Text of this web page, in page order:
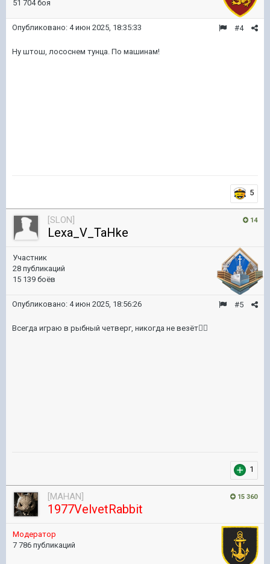
51 704 боя
#4
Опубликовано: 4 июн 2025, 18:35:33
Ну штош, лососнем тунца. По машинам!
5
14
[SLON]
Lexa_V_TaHke
Участник
28 публикаций
15 139 боёв
#5
Опубликовано: 4 июн 2025, 18:56:26
Всегда играю в рыбный четверг, никогда не везёт🤷‍♂️
1
15 360
[MAHAN]
1977VelvetRabbit
Модератор
7 786 публикаций